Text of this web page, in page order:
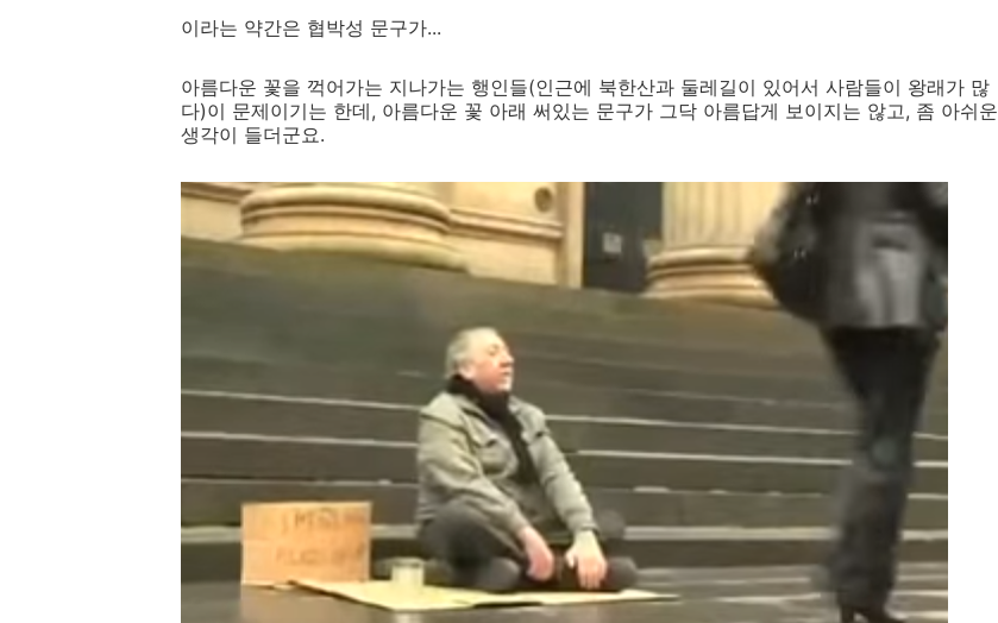
이라는 약간은 협박성 문구가...
아름다운 꽃을 꺽어가는 지나가는 행인들(인근에 북한산과 둘레길이 있어서 사람들이 왕래가 많
다)이 문제이기는 한데, 아름다운 꽃 아래 써있는 문구가 그닥 아름답게 보이지는 않고, 좀 아쉬운
생각이 들더군요.